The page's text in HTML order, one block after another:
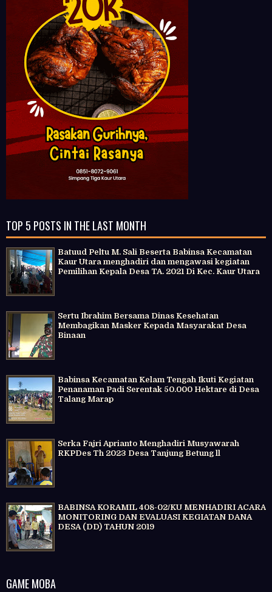
TOP 5 POSTS IN THE LAST MONTH
Batuud Peltu M. Sali Beserta Babinsa Kecamatan
Kaur Utara menghadiri dan mengawasi kegiatan
Pemilihan Kepala Desa TA. 2021 Di Kec. Kaur Utara
Sertu Ibrahim Bersama Dinas Kesehatan
Membagikan Masker Kepada Masyarakat Desa
Binaan
Babinsa Kecamatan Kelam Tengah Ikuti Kegiatan
Penanaman Padi Serentak 50.000 Hektare di Desa
Talang Marap
Serka Fajri Aprianto Menghadiri Musyawarah
RKPDes Th 2023 Desa Tanjung Betung ll
BABINSA KORAMIL 408-02/KU MENHADIRI ACARA
MONITORING DAN EVALUASI KEGIATAN DANA
DESA (DD) TAHUN 2019
GAME MOBA